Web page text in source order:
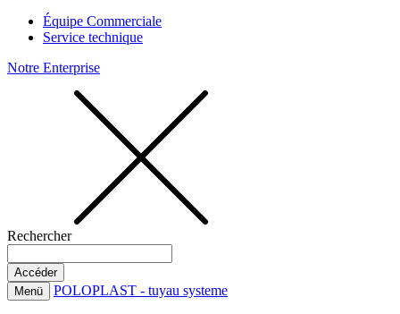
Équipe Commerciale
Service technique
Notre Enterprise
Rechercher
Menü POLOPLAST - tuyau systeme